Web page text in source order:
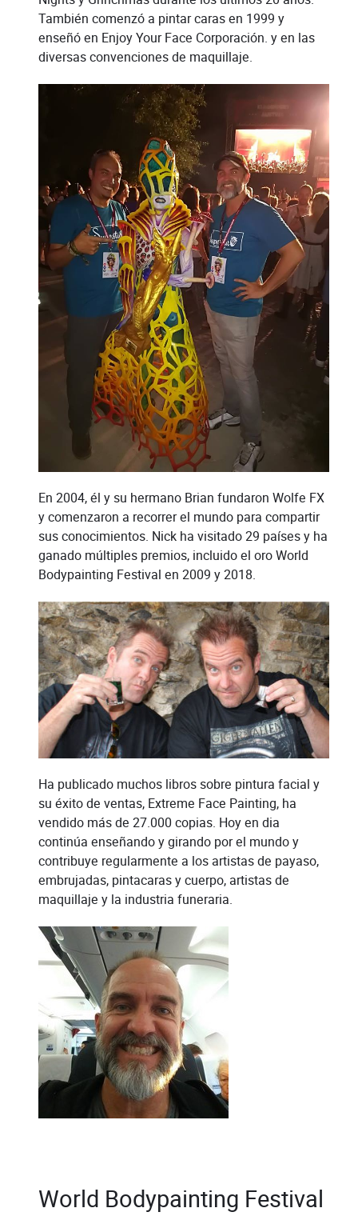
También comenzó a pintar caras en 1999 y
enseñó en Enjoy Your Face Corporación. y en las
diversas convenciones de maquillaje.
En 2004, él y su hermano Brian fundaron Wolfe FX
y comenzaron a recorrer el mundo para compartir
sus conocimientos. Nick ha visitado 29 países y ha
ganado múltiples premios, incluido el oro World
Bodypainting Festival en 2009 y 2018.
Ha publicado muchos libros sobre pintura facial y
su éxito de ventas, Extreme Face Painting, ha
vendido más de 27.000 copias. Hoy en dia
continúa enseñando y girando por el mundo y
contribuye regularmente a los artistas de payaso,
embrujadas, pintacaras y cuerpo, artistas de
maquillaje y la industria funeraria.
World Bodypainting Festival